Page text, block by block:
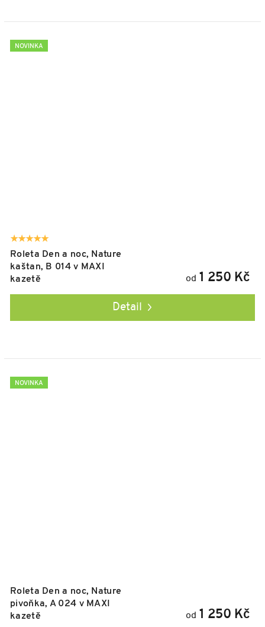
NOVINKA
Roleta Den a noc, Nature
kaštan, B 014 v MAXI
kazetě
od 1 250 Kč
Detail
NOVINKA
Roleta Den a noc, Nature
pivoňka, A 024 v MAXI
kazetě
od 1 250 Kč